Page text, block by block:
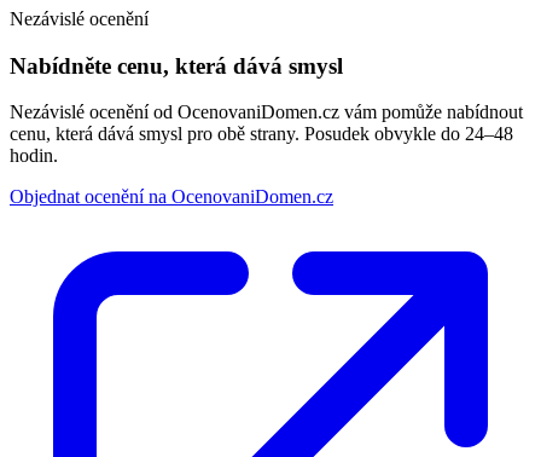
Nezávislé ocenění
Nabídněte cenu, která dává smysl
Nezávislé ocenění od OcenovaniDomen.cz vám pomůže nabídnout
cenu, která dává smysl pro obě strany. Posudek obvykle do 24–48
hodin.
Objednat ocenění na OcenovaniDomen.cz